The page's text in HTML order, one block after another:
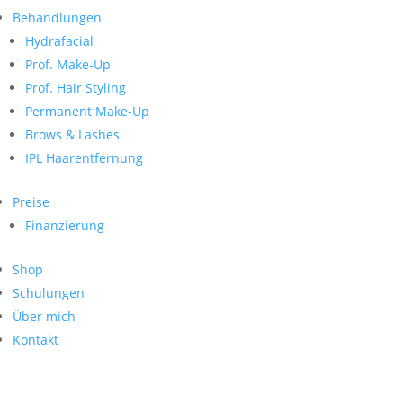
Behandlungen
Hydrafacial
Prof. Make-Up
Prof. Hair Styling
Permanent Make-Up
Brows & Lashes
IPL Haarentfernung
Preise
Finanzierung
Shop
Schulungen
Über mich
Kontakt
nach:
Neueste Kommentare
Archiv
Kategorien
Keine Kategorien
Meta
Anmelden
Feed der Einträge
WordPress.org
Search
nach:
Archive
Kontakt
Impressum
Datenschutz